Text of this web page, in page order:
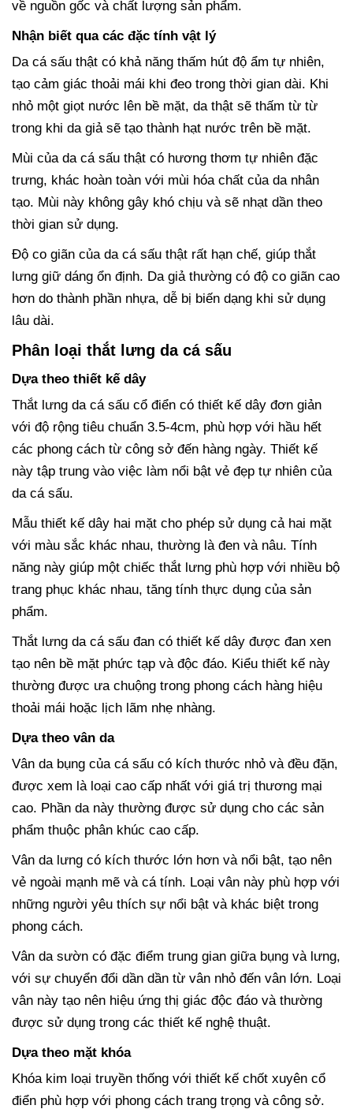
về nguồn gốc và chất lượng sản phẩm.
Nhận biết qua các đặc tính vật lý
Da cá sấu thật có khả năng thấm hút độ ẩm tự nhiên,
tạo cảm giác thoải mái khi đeo trong thời gian dài. Khi
nhỏ một giọt nước lên bề mặt, da thật sẽ thấm từ từ
trong khi da giả sẽ tạo thành hạt nước trên bề mặt.
Mùi của da cá sấu thật có hương thơm tự nhiên đặc
trưng, khác hoàn toàn với mùi hóa chất của da nhân
tạo. Mùi này không gây khó chịu và sẽ nhạt dần theo
thời gian sử dụng.
Độ co giãn của da cá sấu thật rất hạn chế, giúp thắt
lưng giữ dáng ổn định. Da giả thường có độ co giãn cao
hơn do thành phần nhựa, dễ bị biến dạng khi sử dụng
lâu dài.
Phân loại thắt lưng da cá sấu
Dựa theo thiết kế dây
Thắt lưng da cá sấu cổ điển có thiết kế dây đơn giản
với độ rộng tiêu chuẩn 3.5-4cm, phù hợp với hầu hết
các phong cách từ công sở đến hàng ngày. Thiết kế
này tập trung vào việc làm nổi bật vẻ đẹp tự nhiên của
da cá sấu.
Mẫu thiết kế dây hai mặt cho phép sử dụng cả hai mặt
với màu sắc khác nhau, thường là đen và nâu. Tính
năng này giúp một chiếc thắt lưng phù hợp với nhiều bộ
trang phục khác nhau, tăng tính thực dụng của sản
phẩm.
Thắt lưng da cá sấu đan có thiết kế dây được đan xen
tạo nên bề mặt phức tạp và độc đáo. Kiểu thiết kế này
thường được ưa chuộng trong phong cách hàng hiệu
thoải mái hoặc lịch lãm nhẹ nhàng.
Dựa theo vân da
Vân da bụng của cá sấu có kích thước nhỏ và đều đặn,
được xem là loại cao cấp nhất với giá trị thương mại
cao. Phần da này thường được sử dụng cho các sản
phẩm thuộc phân khúc cao cấp.
Vân da lưng có kích thước lớn hơn và nổi bật, tạo nên
vẻ ngoài mạnh mẽ và cá tính. Loại vân này phù hợp với
những người yêu thích sự nổi bật và khác biệt trong
phong cách.
Vân da sườn có đặc điểm trung gian giữa bụng và lưng,
với sự chuyển đổi dần dần từ vân nhỏ đến vân lớn. Loại
vân này tạo nên hiệu ứng thị giác độc đáo và thường
được sử dụng trong các thiết kế nghệ thuật.
Dựa theo mặt khóa
Khóa kim loại truyền thống với thiết kế chốt xuyên cổ
điển phù hợp với phong cách trang trọng và công sở.